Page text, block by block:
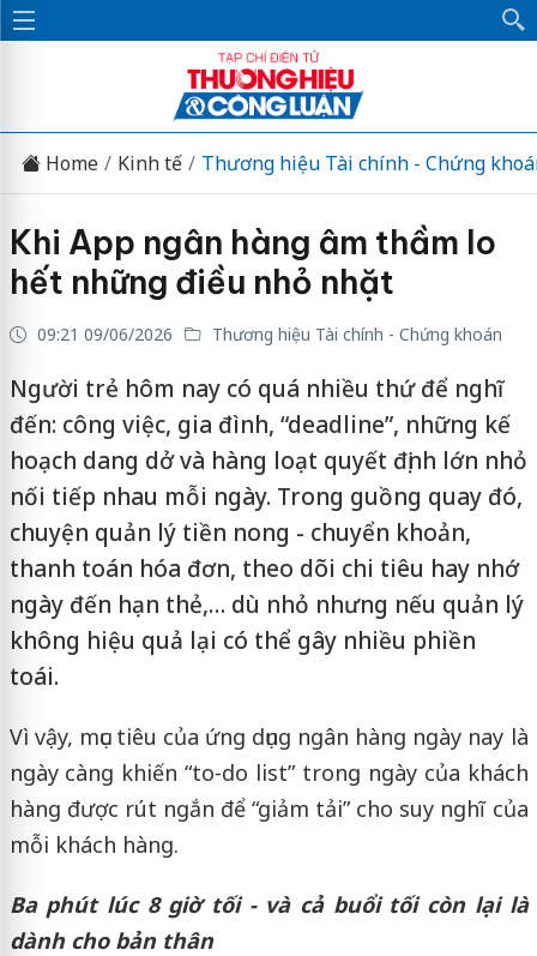
Home Kinh tế Thương hiệu Tài chính - Chứng
Khi App ngân hàng âm thầm lo
hết những điều nhỏ nhặt
09:21 09/06/2026 Thương hiệu Tài chính - Chứng khoán
Người trẻ hôm nay có quá nhiều thứ để nghĩ
đến: công việc, gia đình, “deadline”, những kế
hoạch dang dở và hàng loạt quyết định lớn nhỏ
nối tiếp nhau mỗi ngày. Trong guồng quay đó,
chuyện quản lý tiền nong - chuyển khoản,
thanh toán hóa đơn, theo dõi chi tiêu hay nhớ
ngày đến hạn thẻ,… dù nhỏ nhưng nếu quản lý
không hiệu quả lại có thể gây nhiều phiền
toái.
Vì vậy, mục tiêu của ứng dụng ngân hàng ngày nay là
ngày càng khiến “to-do list” trong ngày của khách
hàng được rút ngắn để “giảm tải” cho suy nghĩ của
mỗi khách hàng.
Ba phút lúc 8 giờ tối - và cả buổi tối còn lại là
dành cho bản thân